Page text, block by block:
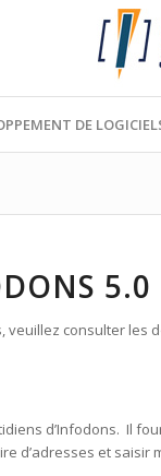
DE
5.0
veuillez consulter les
d’Infodons. Il
d’adresses et saisir